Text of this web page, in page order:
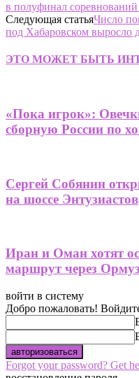
в полуфинал
Следующая статьяЧисло
под Хабаровском выросло
ЭТО МОЖЕТ БЫТЬ
«Пока игрок»:
сборную России по
Сергей Собянин
на шоссе Энтузиастов
Иран и Оман хотят
маршрут через
войти в систему
Добро пожаловать!
Forgot your password? Get